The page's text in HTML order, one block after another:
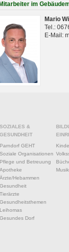
Mitarbeiter im
Mario
Tel.:
E-Mail:
SOZIALES &
GESUNDHEIT
Parndorf GEHT
Soziale Organisationen
Pflege und Betreuung
Apotheke
Ärzte/Hebammen
Gesundheit
Tierärzte
Gesundheitsthemen
Leihomas
Gesundes Dorf